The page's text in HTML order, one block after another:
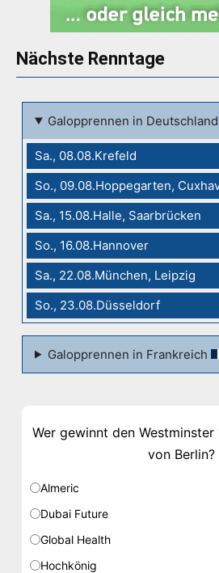
Nächste Renntage
Galopprennen in Deutschland
Sa., 08.08.Krefeld
So., 09.08.Hoppegarten,
Sa., 15.08.Halle, Saarbrücken
So., 16.08.Hannover
Sa., 22.08.München, Leipzig
So., 23.08.Düsseldorf
Galopprennen in Frankreich
Wer gewinnt den Westminster
von Berlin?
Almeric
Dubai Future
Global Health
Hochkönig